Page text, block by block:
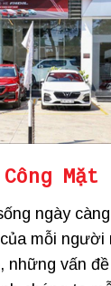
Mặt
ngày
mỗi người
những vấn